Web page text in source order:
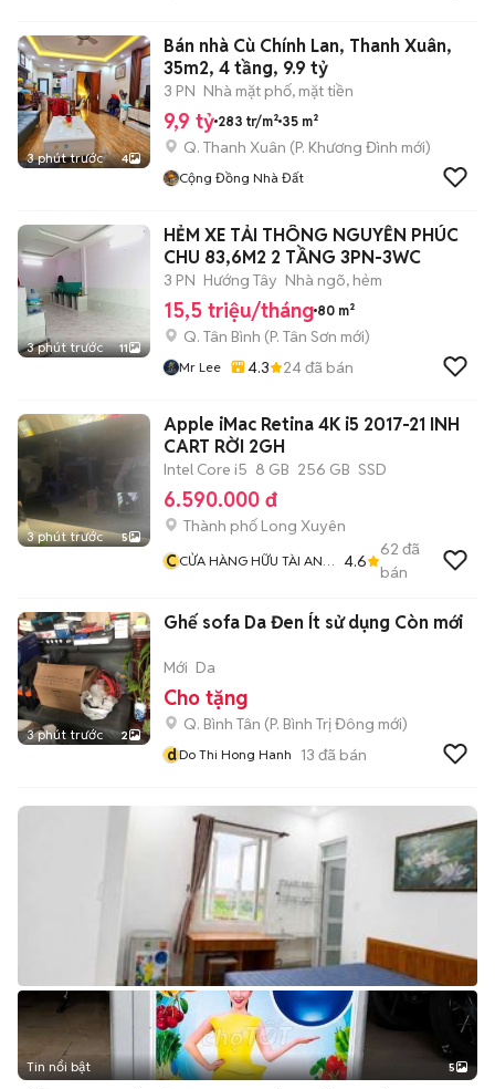
3 phút trước 4
Bán nhà Cù Chính Lan, Thanh Xuân,
35m2, 4 tầng, 9.9 tỷ
3 PN Nhà mặt phố, mặt tiền
9,9 tỷ 283 tr/m² 35 m²
Q. Thanh Xuân (P. Khương Đình mới)
Cộng Đồng Nhà Đất
3 phút trước 11
HẺM XE TẢI THÔNG NGUYỄN PHÚC
CHU 83,6M2 2 TẦNG 3PN-3WC
3 PN Hướng Tây Nhà ngõ, hẻm
15,5 triệu/tháng 80 m²
Q. Tân Bình (P. Tân Sơn mới)
Mr Lee 4.3 24đã bán
3 phút trước 5
Apple iMac Retina 4K i5 2017-21 INH
CART RỜI 2GH
Intel Core i5 8 GB 256 GB SSD
6.590.000 đ
Thành phố Long Xuyên
CCỬA HÀNG HỮU TÀI AN
4.6
62 đã
bán
3 phút trước 2
Ghế sofa Da Đen Ít sử dụng Còn mới
Mới Da
Cho tặng
Q. Bình Tân (P. Bình Trị Đông mới)
dDo Thi Hong Hanh 13 đã bán
Tin nổi bật 5